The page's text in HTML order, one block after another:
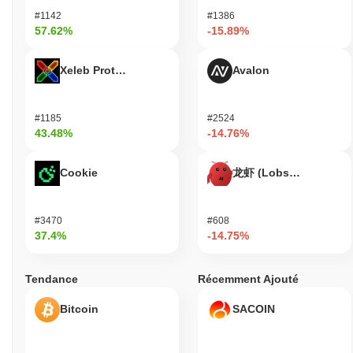
d'influencer les décisions concernant le développement et
l'orientation du projet. Pour les développeurs, Fathom offre des
intégrations, favorisant l'innovation au sein de l'écosystème. La
plateforme prend en charge divers portefeuilles, permettant aux
outre, l'écosystème peut inclure des marchés et des ponts qui
facilitent l'utilisation de FATHOM pour des fonctions spécifiques,
applications. Dans l'ensemble, Fathom fournit un environnement
complet pour les utilisateurs, les détenteurs et les développeurs
Fathom est-il toujours actif ou pertinent ?
engagement communautaire et des processus décisionnels en
cours. Le projet a également vu des mises à jour de sa
plateforme, la dernière version ayant été publiée en août 2023,
axée sur l'amélioration de l'expérience utilisateur et de la
#1142
57.62%
Xeleb Protocol
#1185
43.48%
Cookie
#3470
37.4%
#1386
-15.89%
Avalon
#2524
-14.76%
龙虾 (Lobster)
#608
-14.75%
Tendance
Bitcoin
Récemment Ajouté
SACOIN